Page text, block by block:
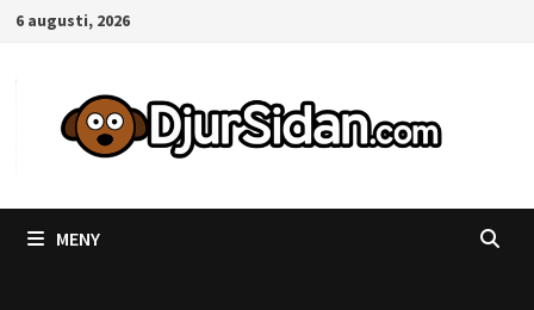
Hoppa
innehåll
6 augusti, 2026
MENY